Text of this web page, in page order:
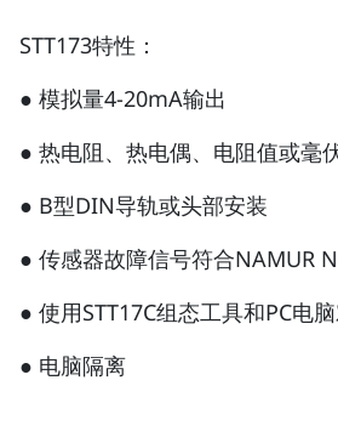
STT173特性：
● 模拟量4-20mA输出
● 热电阻、热电偶、电阻值或毫
● B型DIN导轨或头部安装
● 传感器故障信号符合NAMUR
● 使用STT17C组态工具和PC电
● 电脑隔离